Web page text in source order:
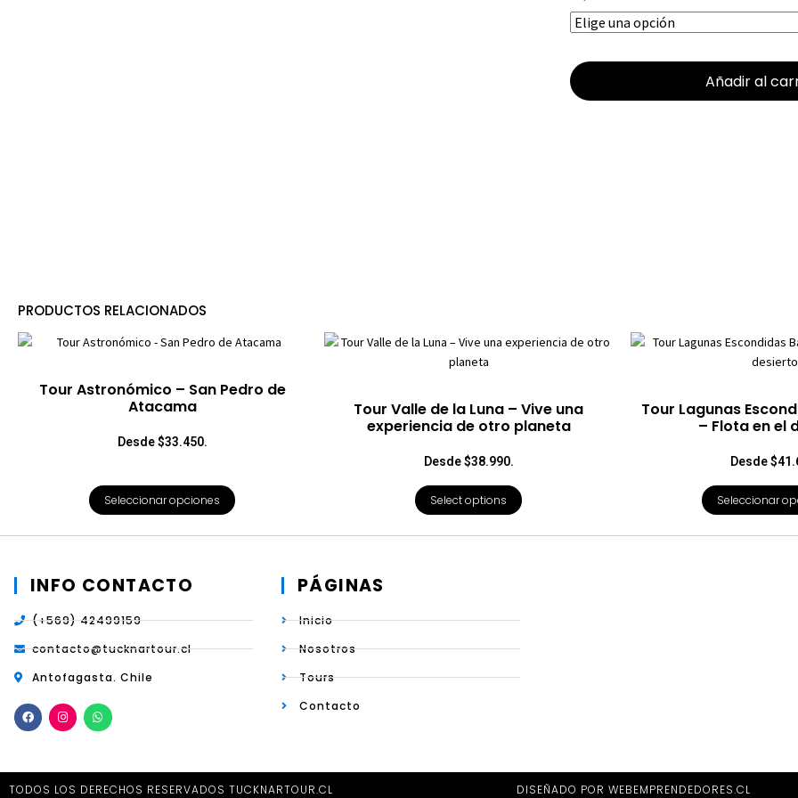
Añadir al
PRODUCTOS RELACIONADOS
Tour Astronómico – San Pedro de
Atacama
Desde $33.450.
Seleccionar opciones
Tour Valle de la Luna – Vive una
experiencia de otro planeta
Desde $38.990.
Select options
Tour Lagunas
– Flota en el
Desde
Seleccionar
INFO CONTACTO
(+569) 42499159
contacto@tucknartour.cl
Antofagasta. Chile
PÁGINAS
Inicio
Nosotros
Tours
Contacto
TODOS LOS DERECHOS RESERVADOS TUCKNARTOUR.CL DISEÑADO POR WEBEMPRENDEDORES.CL